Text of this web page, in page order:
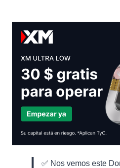
✅ Nos vemos este